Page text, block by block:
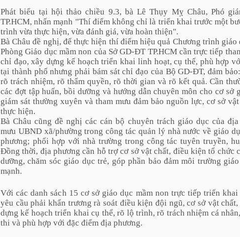
Phát biểu tại hội thảo chiều 9.3, bà Lê Thụy Mỵ Châu, Phó
TP.HCM, nhấn mạnh "Thí điểm không chỉ là triển khai trước một
trình vừa thực hiện, vừa đánh giá, vừa hoàn thiện".
Bà Châu đề nghị, để thực hiện thí điểm hiệu quả Chương trình giáo
Phòng Giáo dục mầm non của Sở GD-ĐT TP.HCM cần trực tiếp
chỉ đạo, xây dựng kế hoạch triển khai linh hoạt, cụ thể, phù hợp
tại thành phố nhưng phải bám sát chỉ đạo của Bộ GD-ĐT, đảm
rõ trách nhiệm, rõ thẩm quyền, rõ thời gian và rõ kết quả. Cần
các đợt tập huấn, bồi dưỡng và hướng dẫn chuyên môn cho cơ sở
giám sát thường xuyên và tham mưu đảm bảo nguồn lực, cơ sở
thực hiện.
Bà Châu cũng đề nghị các cán bộ chuyên trách giáo dục của
mưu UBND xã/phường trong công tác quản lý nhà nước về giáo
phương; phối hợp với nhà trường trong công tác tuyên truyền,
Đồng thời, địa phương cần hỗ trợ cơ sở vật chất, điều kiện tổ chức
dưỡng, chăm sóc giáo dục trẻ, góp phần bảo đảm môi trường
mạnh.
Với các danh sách 15 cơ sở giáo dục mầm non trực tiếp triển
yêu cầu phải khẩn trương rà soát điều kiện đội ngũ, cơ sở vật
dựng kế hoạch triển khai cụ thể, rõ lộ trình, rõ trách nhiệm cá
thi và phù hợp với đặc điểm địa phương.